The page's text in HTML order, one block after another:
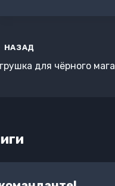
НАЗАД
для чёрного мага